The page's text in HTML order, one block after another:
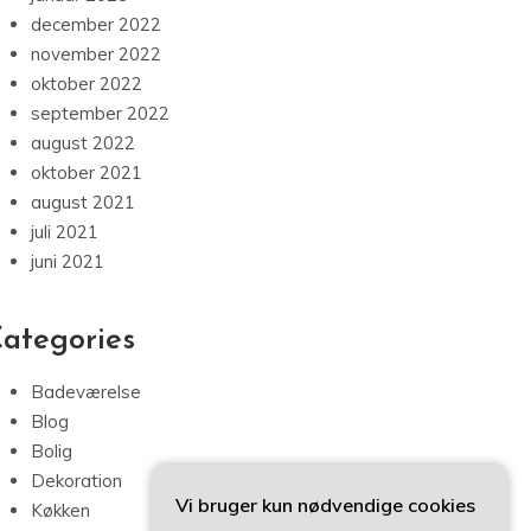
december 2022
november 2022
oktober 2022
september 2022
august 2022
oktober 2021
august 2021
juli 2021
juni 2021
Badeværelse
Blog
Bolig
Dekoration
Køkken
Vi bruger kun nødvendige cookies